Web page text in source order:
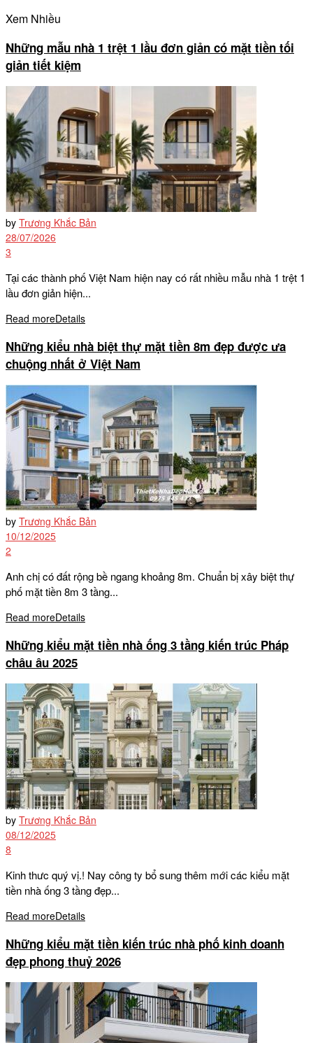
Xem Nhiều
Những mẫu nhà 1 trệt 1 lầu đơn giản có mặt tiền tối
giản tiết kiệm
by Trương Khắc Bản
28/07/2026
3
Tại các thành phố Việt Nam hiện nay có rất nhiều mẫu nhà 1 trệt 1
lầu đơn giản hiện...
Read moreDetails
Những kiểu nhà biệt thự mặt tiền 8m đẹp được ưa
chuộng nhất ở Việt Nam
by Trương Khắc Bản
10/12/2025
2
Anh chị có đất rộng bề ngang khoảng 8m. Chuẩn bị xây biệt thự
phố mặt tiền 8m 3 tầng...
Read moreDetails
Những kiểu mặt tiền nhà ống 3 tầng kiến trúc Pháp
châu âu 2025
by Trương Khắc Bản
08/12/2025
8
Kinh thưc quý vị.! Nay công ty bổ sung thêm mới các kiểu mặt
tiền nhà ống 3 tầng đẹp...
Read moreDetails
Những kiểu mặt tiền kiến trúc nhà phố kinh doanh
đẹp phong thuỷ 2026